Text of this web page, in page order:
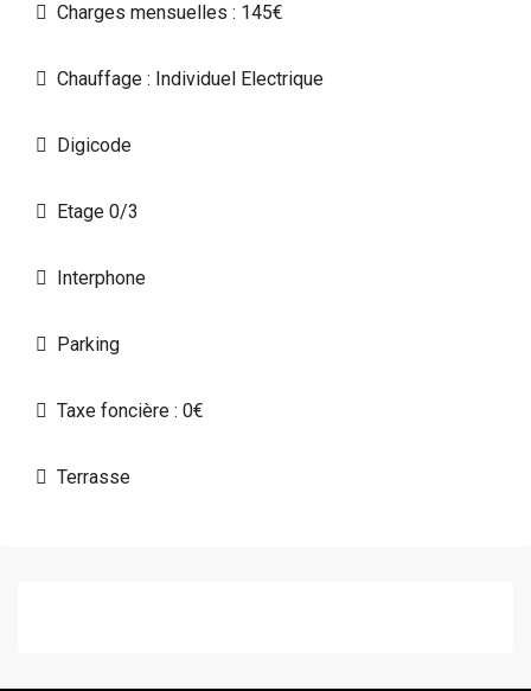
Charges mensuelles : 145€
Chauffage : Individuel Electrique
Digicode
Etage 0/3
Interphone
Parking
Taxe foncière : 0€
Terrasse